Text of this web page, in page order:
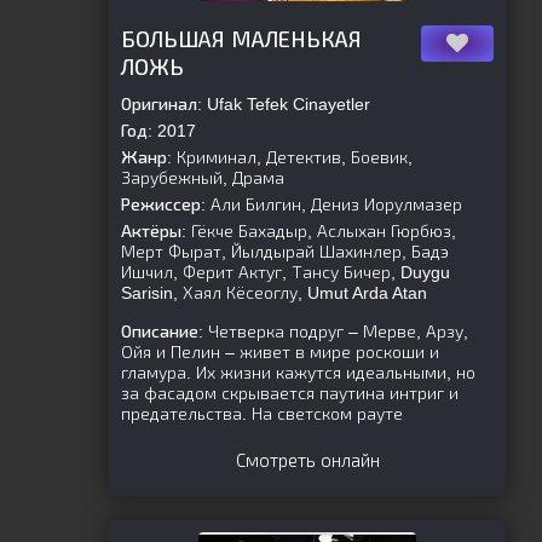
БОЛЬШАЯ МАЛЕНЬКАЯ
ЛОЖЬ
Оригинал: Ufak Tefek Cinayetler
Год: 2017
Жанр: Криминал, Детектив, Боевик,
Зарубежный, Драма
Режиссер: Али Билгин, Дениз Иорулмазер
Актёры: Гёкче Бахадыр, Аслыхан Гюрбюз,
Мерт Фырат, Йылдырай Шахинлер, Бадэ
Ишчил, Ферит Актуг, Тансу Бичер, Duygu
Sarisin, Хаял Кёсеоглу, Umut Arda Atan
Описание: Четверка подруг – Мерве, Арзу,
Ойя и Пелин – живет в мире роскоши и
гламура. Их жизни кажутся идеальными, но
за фасадом скрывается паутина интриг и
предательства. На светском рауте
Смотреть онлайн